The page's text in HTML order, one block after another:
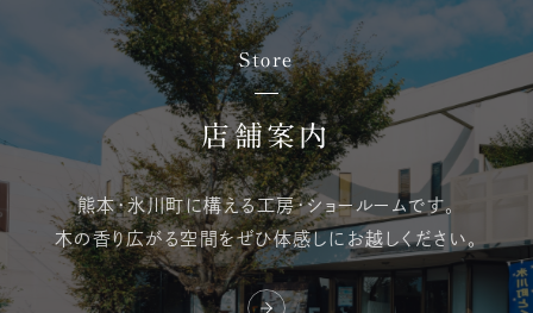
Store
店舗案内
熊本・氷川町に構える工房・ショールームです。
木の香り広がる空間をぜひ体感しにお越しください。